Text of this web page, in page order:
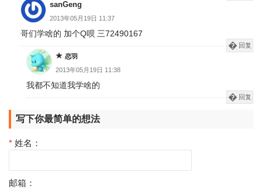
sanGeng
2013年05月19日 11:37
哥们学啥的 加个Q呗 三72490167
回复
恋羽
2013年05月19日 11:38
我都不知道我学啥的
回复
写下你最简单的想法
* 姓名：
邮箱：